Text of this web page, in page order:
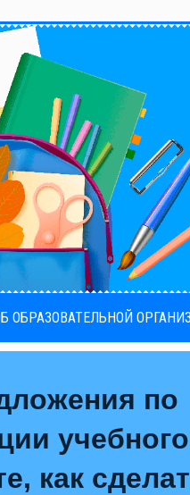
ОБРАЗОВАТЕЛЬНОЙ
по
как